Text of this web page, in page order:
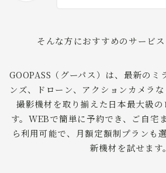
そんな方におすすめのサービス
GOOPASS（グーパス）は、最新のミ
ンズ、ドローン、アクションカメラ
撮影機材を取り揃えた日本最大級
す。WEBで簡単に予約でき、ご自宅
ら利用可能で、月額定額制プランも
新機材を試せます。